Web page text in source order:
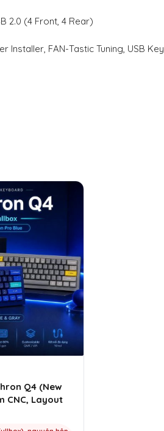
2.0 (4 Front, 4 Rear)
Installer, FAN-Tastic Tuning, USB Key
Q4 (New
CNC, Layout